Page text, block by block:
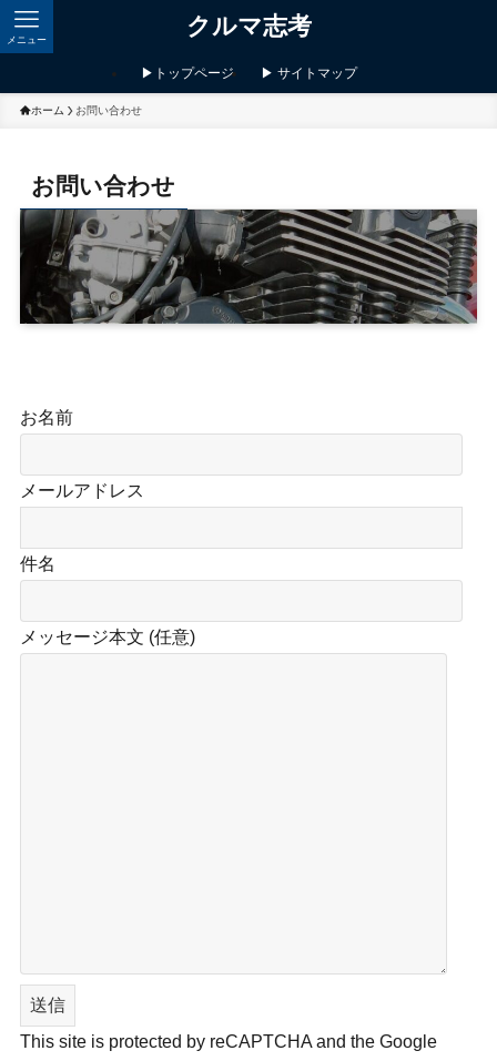
クルマ志考
メニュー
▶トップページ ▶ サイトマップ
ホーム お問い合わせ
お問い合わせ
お名前
メールアドレス
件名
メッセージ本文 (任意)
This site is protected by reCAPTCHA and the Google